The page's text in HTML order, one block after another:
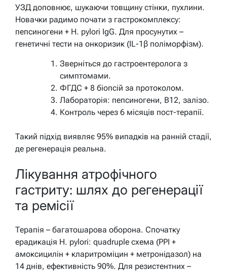
УЗД доповнює, шукаючи товщину стінки, пухлини.
Новачки радимо почати з гастрокомплексу:
пепсиногени + H. pylori IgG. Для просунутих –
генетичні тести на онкоризик (IL-1β поліморфізм).
Зверніться до гастроентеролога з
симптомами.
ФГДС + 8 біопсій за протоколом.
Лабораторія: пепсиногени, B12, залізо.
Контроль через 6 місяців пост-терапії.
Такий підхід виявляє 95% випадків на ранній стадії,
де регенерація реальна.
Лікування атрофічного
гастриту: шлях до регенерації
та ремісії
Терапія – багатошарова оборона. Спочатку
ерадикація H. pylori: quadruple схема (PPI +
амоксицилін + кларитроміцин + метронідазол) на
14 днів, ефективність 90%. Для резистентних –